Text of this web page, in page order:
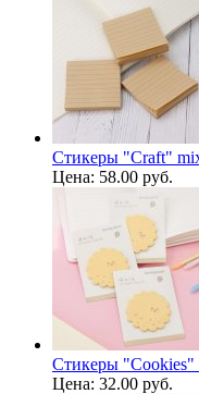
Стикеры "Craft"
Цена: 58.00 руб.
Стикеры "Cookies"
Цена: 32.00 руб.